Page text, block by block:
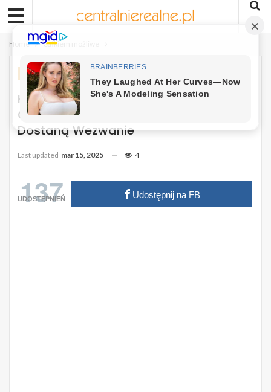
Home Całkiem możliwe
CAŁKIEM MOŻLIWE
Kwalifikacja Wojskowa Trwa. 230 Tys.
Osób W Tym Kobiety I Seniorzy
Dostaną Wezwanie
Last updated mar 15, 2025 4
137
UDOSTĘPNIEŃ Udostępnij na FB